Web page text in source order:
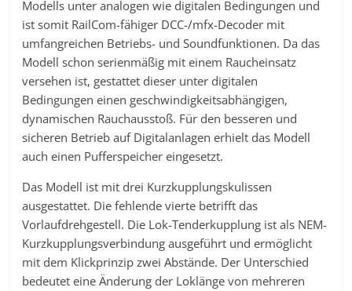
Modells unter analogen wie digitalen Bedingungen und
ist somit RailCom-fähiger DCC-/mfx-Decoder mit
umfangreichen Betriebs- und Soundfunktionen. Da das
Modell schon serienmäßig mit einem Raucheinsatz
versehen ist, gestattet dieser unter digitalen
Bedingungen einen geschwindigkeitsabhängigen,
dynamischen Rauchausstoß. Für den besseren und
sicheren Betrieb auf Digitalanlagen erhielt das Modell
auch einen Pufferspeicher eingesetzt.
Das Modell ist mit drei Kurzkupplungskulissen
ausgestattet. Die fehlende vierte betrifft das
Vorlaufdrehgestell. Die Lok-Tenderkupplung ist als NEM-
Kurzkupplungsverbindung ausgeführt und ermöglicht
mit dem Klickprinzip zwei Abstände. Der Unterschied
bedeutet eine Änderung der Loklänge von mehreren